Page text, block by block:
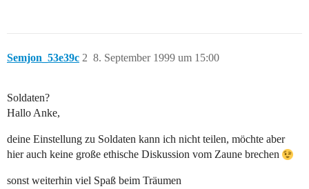
Semjon_53e39c 8. September 1999 um 15:00
2
Soldaten?
Hallo Anke,
deine Einstellung zu Soldaten kann ich nicht teilen, möchte aber
hier auch keine große ethische Diskussion vom Zaune brechen
sonst weiterhin viel Spaß beim Träumen